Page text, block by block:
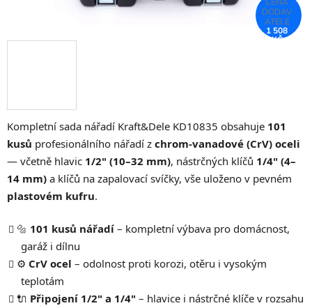
Kompletní sada nářadí Kraft&Dele KD10835 obsahuje 101
kusů profesionálního nářadí z chrom-vanadové (CrV) oceli
— včetně hlavic 1/2" (10–32 mm), nástrčných klíčů 1/4" (4–
14 mm) a klíčů na zapalovací svíčky, vše uloženo v pevném
plastovém kufru.
🔩 101 kusů nářadí – kompletní výbava pro domácnost,
garáž i dílnu
⚙️ CrV ocel – odolnost proti korozi, otěru i vysokým
teplotám
🔌 Připojení 1/2" a 1/4" – hlavice i nástrčné klíče v rozsahu
1 508
KČ